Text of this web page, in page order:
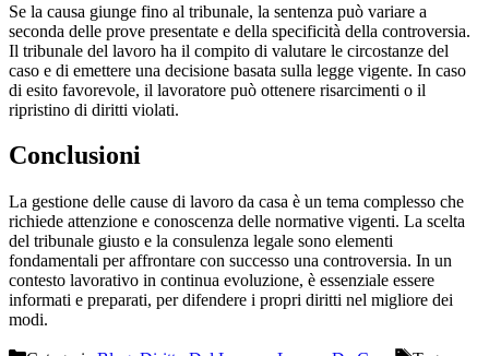
Se la causa giunge fino al tribunale, la sentenza può variare a
seconda delle prove presentate e della specificità della controversia.
Il tribunale del lavoro ha il compito di valutare le circostanze del
caso e di emettere una decisione basata sulla legge vigente. In caso
di esito favorevole, il lavoratore può ottenere risarcimenti o il
ripristino di diritti violati.
Conclusioni
La gestione delle cause di lavoro da casa è un tema complesso che
richiede attenzione e conoscenza delle normative vigenti. La scelta
del tribunale giusto e la consulenza legale sono elementi
fondamentali per affrontare con successo una controversia. In un
contesto lavorativo in continua evoluzione, è essenziale essere
informati e preparati, per difendere i propri diritti nel migliore dei
modi.